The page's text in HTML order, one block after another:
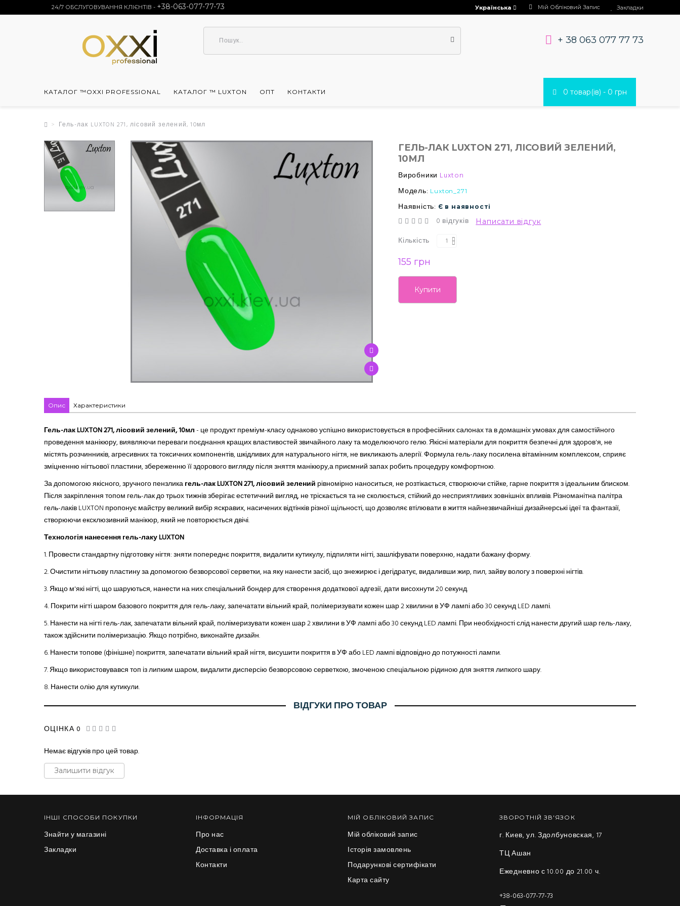
24/7 ОБСЛУГОВУВАННЯ КЛІЄНТІВ - +38-063-077-77-73 Закладки
Мій Обліковий Запис
Українська
+ 38 063 077 77 73
КАТАЛОГ ™OXXI PROFESSIONAL КАТАЛОГ ™ LUXTON ОПТ КОНТАКТИ 0 товар(ів) - 0 грн
Гель-лак LUXTON 271, лісовий зелений, 10мл
ГЕЛЬ-ЛАК LUXTON 271, ЛІСОВИЙ ЗЕЛЕНИЙ,
10МЛ
Виробники Luxton
Модель: Luxton_271
Наявність: Є в наявності
0 відгуків Написати відгук
Кількість
155 грн
Купити
Опис Характеристики
Гель-лак LUXTON 271, лісовий зелений, 10мл- це продукт преміум-класу однаково успішно використовується в професійних салонах та в домашніх умовах для самостійного
проведення манікюру, виявляючи переваги поєднання кращих властивостей звичайного лаку та моделюючого гелю. Якісні матеріали для покриття безпечні для здоров'я, не
містять розчинників, агресивнихтатоксичних компонентів, шкідливих для натурального нігтя, не викликають алергії. Формула гель-лаку посилена вітамінним комплексом, сприяє
зміцненню нігтьової пластини, збереженню її здорового вигляду після зняття манікюру,а приємний запах робить процедуру комфортною.
За допомогою якісного, зручного пензликагель-лак LUXTON 271, лісовий зелений рівномірно наноситься, не розтікається, створюючи стійке, гарне покриття з ідеальним блиском.
Після закріплення топом гель-лак до трьох тижнів зберігає естетичний вигляд, не тріскаєтьсятане сколюється, стійкий до несприятливих зовнішніх впливів. Різноманітна палітра
гель-лаків LUXTON пропонує майстру великий вибір яскравих, насичених відтінків різної щільності, що дозволяє втілювати в життя найнезвичайніші дизайнерські ідеї та фантазії,
створюючи ексклюзивний манікюр, який не повторюється двічі.
Технологія нанесення гель-лаку LUXTON
1. Провести стандартну підготовку нігтя: зняти попереднє покриття, видалити кутикулу, підпиляти нігті, зашліфувати поверхню, надати бажану форму.
2.Очистити нігтьову пластину за допомогою безворсової серветки, на яку нанести засіб, що знежирює і дегідратує, видаливши жир, пил, зайву вологу з поверхні нігтів.
3.Якщо м'які нігті, що шаруються,нанести на них спеціальний бондер для створення додаткової адгезії, дати висохнути 20 секунд.
4.Покрити нігті шаром базового покриттядля гель-лаку, запечатати вільний край, полімеризувати кожен шар 2 хвилини в УФ лампі або 30 секунд LED лампі.
5.Нанести на нігті гель-лак, запечатати вільний край, полімеризувати кожен шар 2 хвилини в УФ лампі або 30 секунд LED лампі. При необхідності слід нанести другий шар гель-лаку,
також здійснити полімеризацію. Якщо потрібно, виконайте дизайн.
6.Нанести топове (фінішне) покриття, запечатати вільний край нігтя, висушити покриття в УФ або LED лампі відповідно до потужності лампи.
7.Якщо використовувався топ із липким шаром, видалити дисперсію безворсовою серветкою, змоченою спеціальною рідиною для зняття липкого шару.
8.Нанести олію для кутикули.
ВІДГУКИ ПРО ТОВАР
ОЦІНКА 0
Немає відгуків про цей товар.
Залишити відгук
ІНШІ СПОСОБИ ПОКУПКИ
Знайти у магазині
Закладки
ІНФОРМАЦІЯ
Про нас
Доставка і оплата
Контакти
МІЙ ОБЛІКОВИЙ ЗАПИС
Мій обліковий запис
Історія замовлень
Подарункові сертифікати
Карта сайту
ЗВОРОТНІЙ ЗВ'ЯЗОК
г. Киев, ул. Здолбуновская, 17
ТЦ Ашан
Ежедневно с 10.00 до 21.00 ч.
+38-063-077-77-73